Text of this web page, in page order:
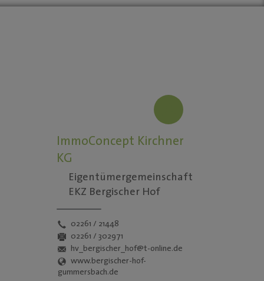
ImmoConcept Kirchner
KG
Eigentümergemeinschaft
EKZ Bergischer Hof
02261 / 21448
02261 / 302971
hv_bergischer_hof@t-online.de
www.bergischer-hof-
gummersbach.de